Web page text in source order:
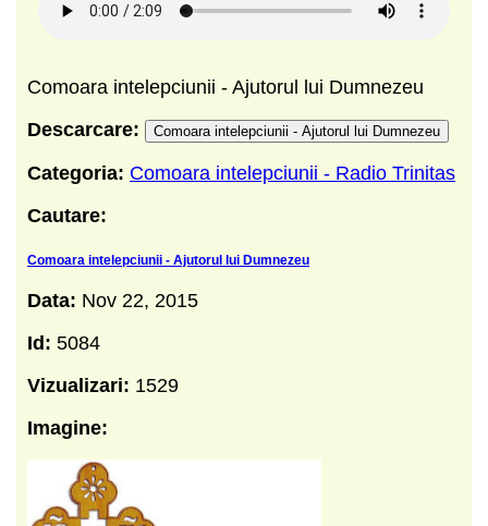
Comoara intelepciunii - Ajutorul lui Dumnezeu
Descarcare:
Comoara intelepciunii - Ajutorul lui Dumnezeu
Categoria: Comoara intelepciunii - Radio Trinitas
Cautare:
Comoara intelepciunii - Ajutorul lui Dumnezeu
Data: Nov 22, 2015
Id: 5084
Vizualizari: 1529
Imagine: